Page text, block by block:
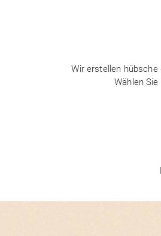
Wir erstellen hübsche
Wählen